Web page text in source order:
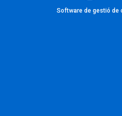
Software de gestió de